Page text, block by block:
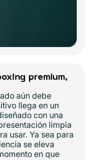
premium,
aún debe
llega en un
con una
limpia
usar. Ya sea para
se eleva
en que